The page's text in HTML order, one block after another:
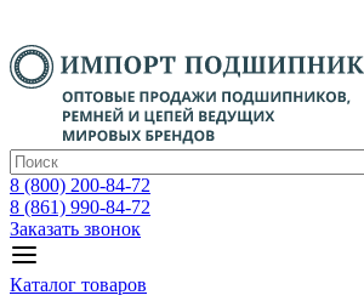
8 (800) 200-84-72
8 (861) 990-84-72
Заказать звонок
Каталог товаров